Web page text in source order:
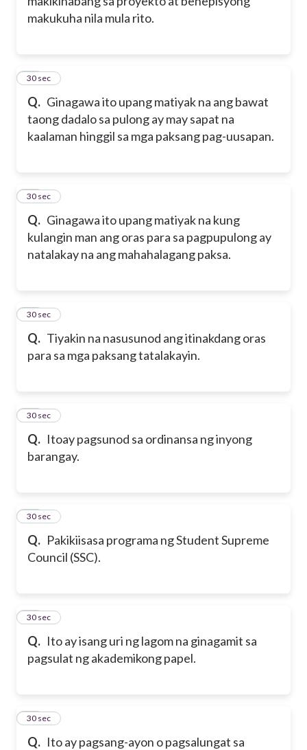
makukuha nila mula rito.
Q. Ginagawa ito upang matiyak na ang bawat
taong dadalo sa pulong ay may sapat na
kaalaman hinggil sa mga paksang pag-uusapan.
41
30 sec
Q. Ginagawa ito upang matiyak na kung
kulangin man ang oras para sa pagpupulong ay
natalakay na ang mahahalagang paksa.
42
30 sec
Q. Tiyakin na nasusunod ang itinakdang oras
para sa mga paksang tatalakayin.
43
30 sec
Q. Itoay pagsunod sa ordinansa ng inyong
barangay.
44
30 sec
Q. Pakikiisasa programa ng Student Supreme
Council (SSC).
45
30 sec
Q. Ito ay isang uri ng lagom na ginagamit sa
pagsulat ng akademikong papel.
46
30 sec
Q. Ito ay pagsang-ayon o pagsalungat sa
47
30 sec